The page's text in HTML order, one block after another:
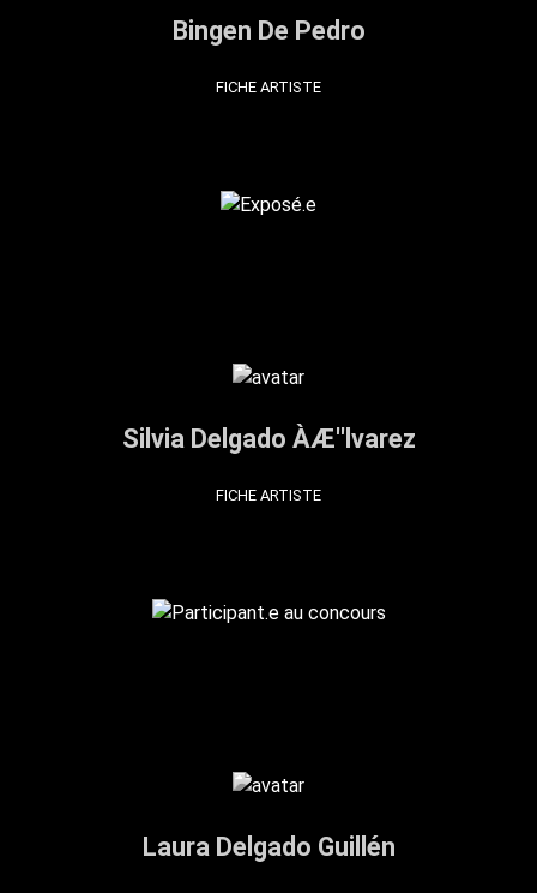
Bingen De Pedro
FICHE ARTISTE
Silvia Delgado ÀÆ''lvarez
FICHE ARTISTE
Laura Delgado Guillén